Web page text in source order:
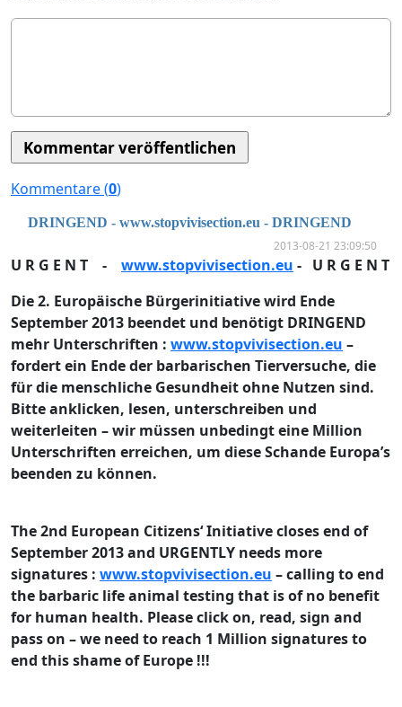
Kommentare (0)
DRINGEND - www.stopvivisection.eu - DRINGEND
2013-08-21 23:09:50
U R G E N T - www.stopvivisection.eu - U R G E N T
Die 2. Europäische Bürgerinitiative wird Ende
September 2013 beendet und benötigt DRINGEND
mehr Unterschriften : www.stopvivisection.eu –
fordert ein Ende der barbarischen Tierversuche, die
für die menschliche Gesundheit ohne Nutzen sind.
Bitte anklicken, lesen, unterschreiben und
weiterleiten – wir müssen unbedingt eine Million
Unterschriften erreichen, um diese Schande Europa’s
beenden zu können.
The 2nd European Citizens‘ Initiative closes end of
September 2013 and URGENTLY needs more
signatures : www.stopvivisection.eu – calling to end
the barbaric life animal testing that is of no benefit
for human health. Please click on, read, sign and
pass on – we need to reach 1 Million signatures to
end this shame of Europe !!!